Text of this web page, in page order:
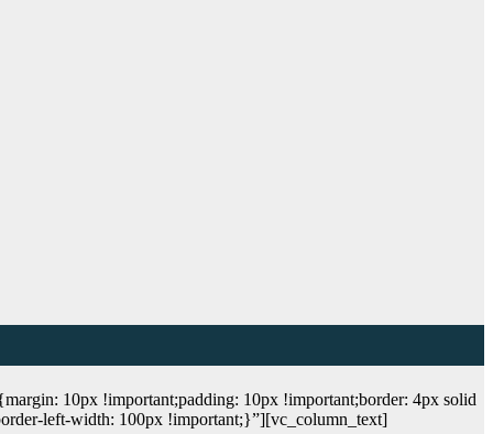
10px !important;padding: 10px !important;border: 4px solid
left-width: 100px !important;}”][vc_column_text]